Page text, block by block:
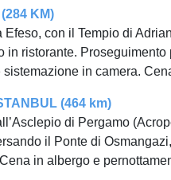
KM)
con il Tempio di
in ristorante.
in camera.
(464 km)
di Pergamo
il Ponte di
in albergo e